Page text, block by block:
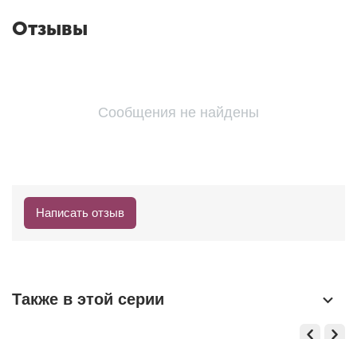
Отзывы
Сообщения не найдены
Написать отзыв
Также в этой серии